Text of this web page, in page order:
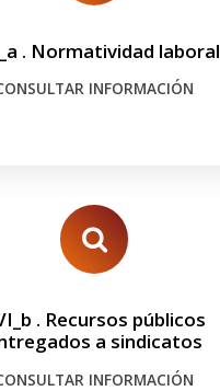
. Normatividad laboral
INFORMACIÓN
. Recursos públicos
a sindicatos
INFORMACIÓN